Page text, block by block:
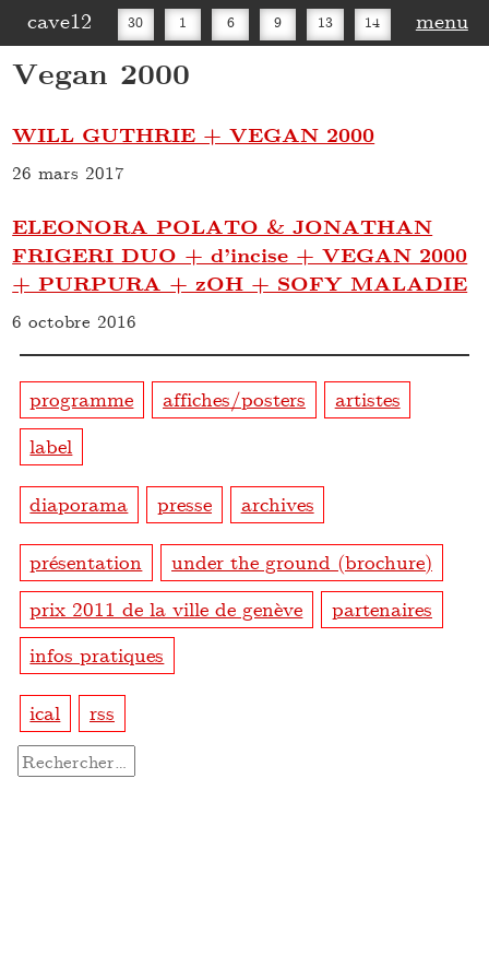
cave12 30 1 6 9 13 14
16 20
menu
Vegan 2000
WILL GUTHRIE + VEGAN 2000
26 mars 2017
ELEONORA POLATO & JONATHAN
FRIGERI DUO + d’incise + VEGAN 2000
+ PURPURA + zOH + SOFY MALADIE
6 octobre 2016
programme affiches/posters
artistes
label
diaporama presse archives
présentation
under the ground (brochure)
prix 2011 de la ville de genève
partenaires
infos pratiques
ical rss
Rechercher :